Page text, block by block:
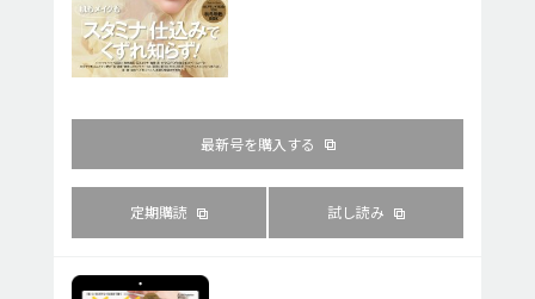
最新号を購入する
定期購読 試し読み